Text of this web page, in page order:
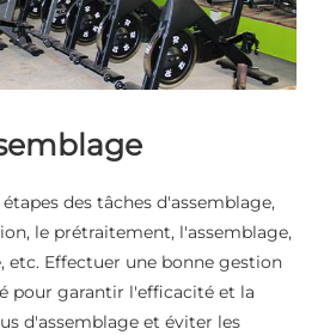
des tâches d'assemblage,
le prétraitement, l'assemblage,
etc. Effectuer une bonne gestion
pour garantir l'efficacité et la
d'assemblage et éviter les